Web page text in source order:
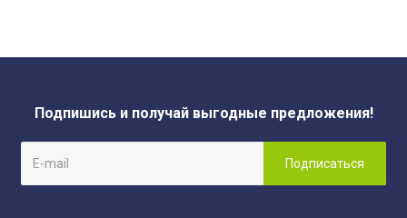
Подпишись и получай выгодные предложения!